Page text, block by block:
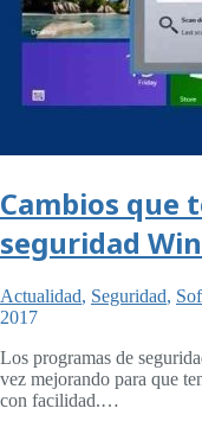
Cambios que
seguridad
Actualidad, Seguridad,
2017
Los programas de
vez mejorando para que
con facilidad.…